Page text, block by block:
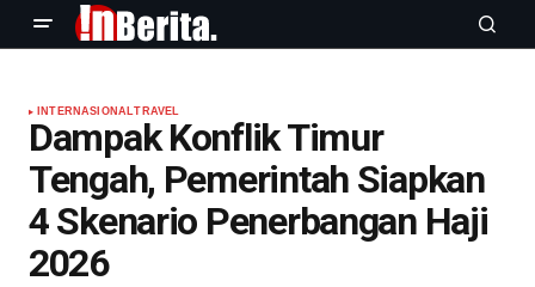
INTERNASIONALTRAVEL
Dampak Konflik Timur
Tengah, Pemerintah Siapkan
4 Skenario Penerbangan Haji
2026